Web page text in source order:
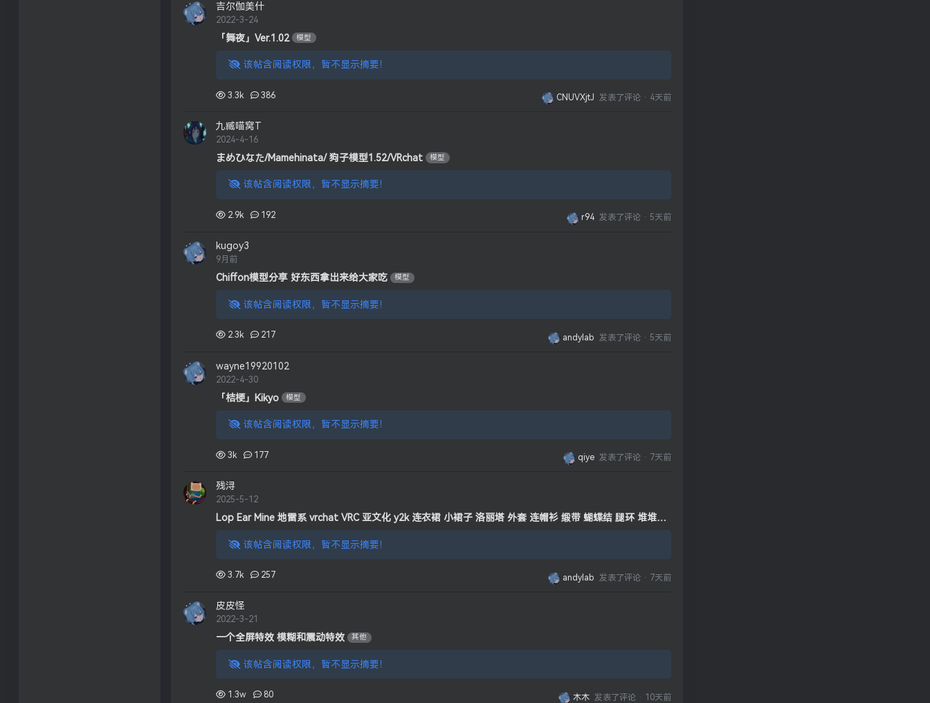
吉尔伽美什
2022-3-24
「舞夜」Ver.1.02 模型
该帖含阅读权限，暂不显示摘要！
3.3k 386 CNUVXjtJ 发表了评论 · 4天前
九臧喵窝T
2024-4-16
まめひなた/Mamehinata/ 狗子模型1.52/VRchat 模型
该帖含阅读权限，暂不显示摘要！
2.9k 192 r94 发表了评论 · 5天前
kugoy3
9月前
Chiffon模型分享 好东西拿出来给大家吃 模型
该帖含阅读权限，暂不显示摘要！
2.3k 217 andylab 发表了评论 · 5天前
wayne19920102
2022-4-30
「桔梗」Kikyo 模型
该帖含阅读权限，暂不显示摘要！
3k 177 qiye 发表了评论 · 7天前
残浔
2025-5-12
Lop Ear Mine 地雷系 vrchat VRC 亚文化 y2k 连衣裙 小裙子 洛丽塔 外套 连帽衫 缎带 蝴蝶结 腿环 堆堆袜
该帖含阅读权限，暂不显示摘要！
3.7k 257 andylab 发表了评论 · 7天前
皮皮怪
2022-3-21
一个全屏特效 模糊和震动特效 其他
该帖含阅读权限，暂不显示摘要！
1.3w 80 木木 发表了评论 · 10天前